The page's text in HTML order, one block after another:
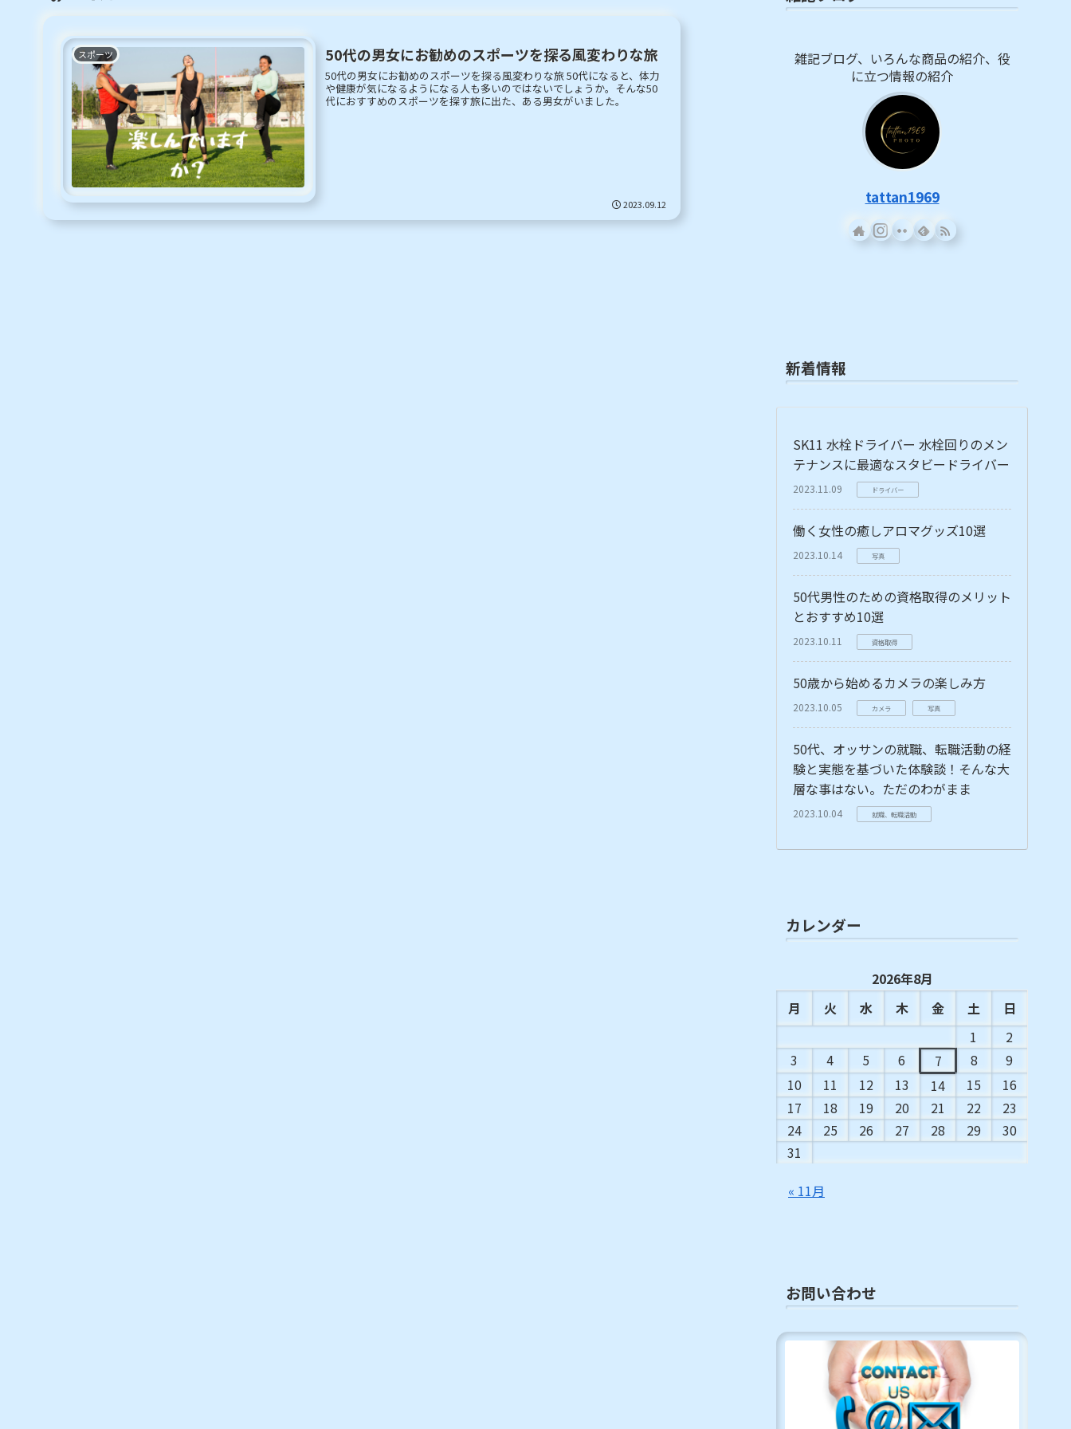
スポーツ 50代の男女にお勧めのスポーツを探る風変わりな旅
50代の男女にお勧めのスポーツを探る風変わりな旅 50代になると、体力
や健康が気になるようになる人も多いのではないでしょうか。そんな50
代におすすめのスポーツを探す旅に出た、ある男女がいました。
2023.09.12
雑記ブログ、いろんな商品の紹介、役
に立つ情報の紹介
tattan1969
新着情報
SK11 水栓ドライバー 水栓回りのメン
テナンスに最適なスタビードライバー
2023.11.09 ドライバー
働く女性の癒しアロマグッズ10選
2023.10.14 写真
50代男性のための資格取得のメリット
とおすすめ10選
2023.10.11 資格取得
50歳から始めるカメラの楽しみ方
2023.10.05 カメラ 写真
50代、オッサンの就職、転職活動の経
験と実態を基づいた体験談！そんな大
層な事はない。ただのわがまま
2023.10.04 就職、転職活動
カレンダー
2026年8月
月
火 水 木 金 土
日
1
2
3
4 5 6 7 8
9
10
11 12 13 14 15
16
17
18 19 20 21 22
23
24
25 26 27 28 29
30
31
« 11月
お問い合わせ